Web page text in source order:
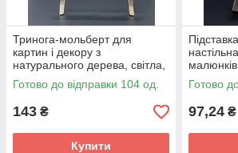
Тринога-мольберт для
картин і декору з
натурального дерева, світла,
висота 50 см
Готово до відправки 104 од.
143 ₴
Купити
дощок і
см
Готово
97,24 ₴